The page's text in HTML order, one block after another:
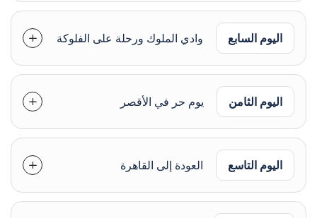
اليوم السابع وادي الملوك ورحلة على الفلوكة
اليوم الثامن يوم حر في الأقصر
اليوم التاسع العودة إلى القاهرة